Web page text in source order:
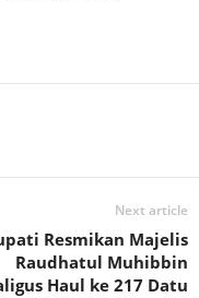
Next article
Resmikan Majelis
Raudhatul Muhibbin
Haul ke 217 Datu